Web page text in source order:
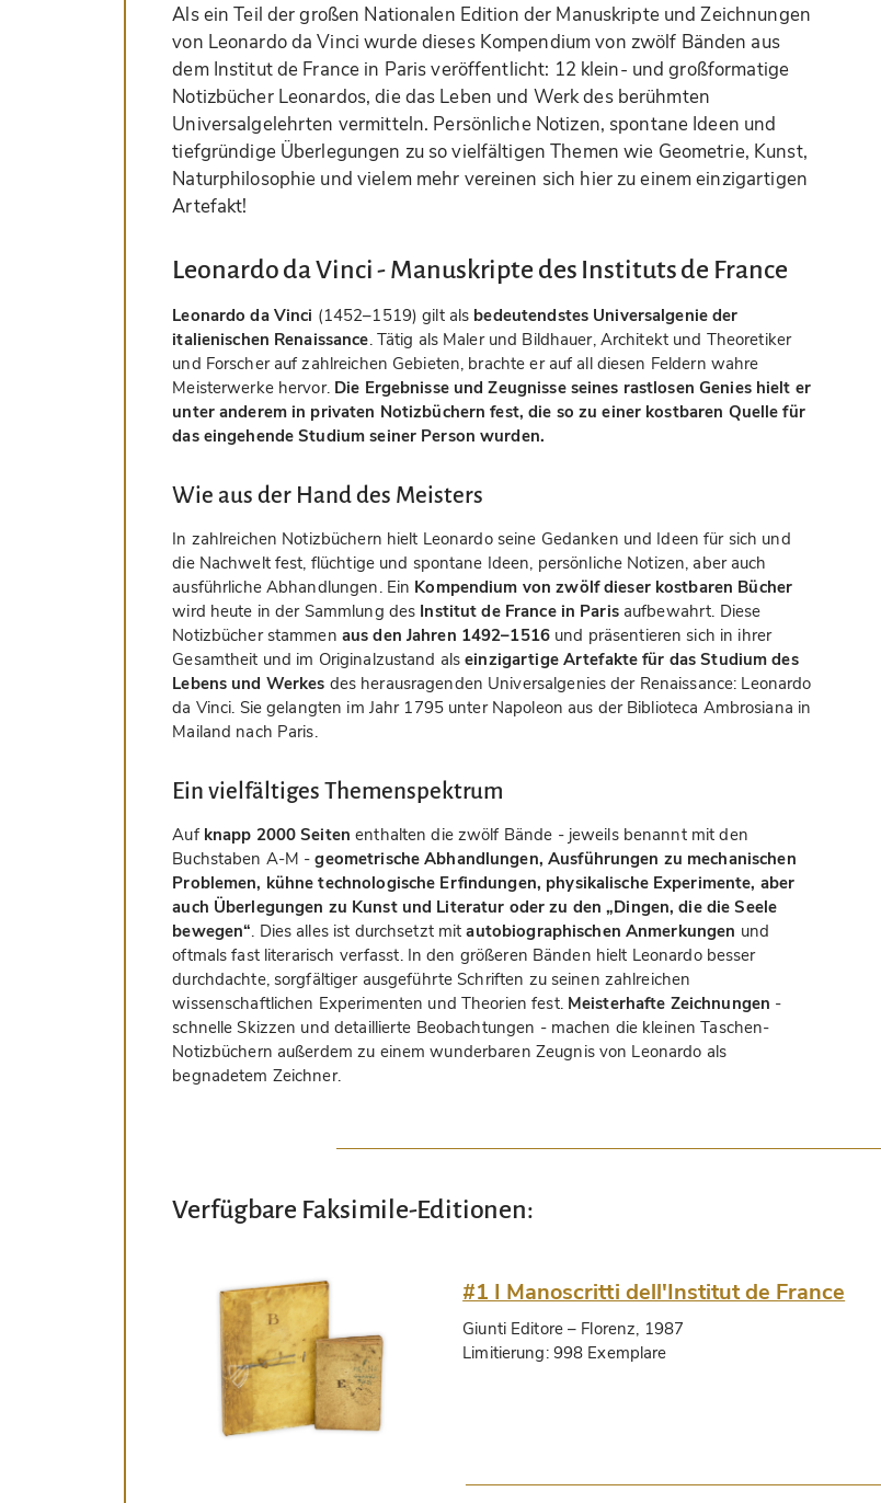
Als ein Teil der großen Nationalen Edition der Manuskripte und Zeichnungen
von Leonardo da Vinci wurde dieses Kompendium von zwölf Bänden aus
dem Institut de France in Paris veröffentlicht: 12 klein- und großformatige
Notizbücher Leonardos, die das Leben und Werk des berühmten
Universalgelehrten vermitteln. Persönliche Notizen, spontane Ideen und
tiefgründige Überlegungen zu so vielfältigen Themen wie Geometrie, Kunst,
Naturphilosophie und vielem mehr vereinen sich hier zu einem einzigartigen
Artefakt!
Leonardo da Vinci - Manuskripte des Instituts de France
Leonardo da Vinci (1452–1519) gilt als bedeutendstes Universalgenie der
italienischen Renaissance. Tätig als Maler und Bildhauer, Architekt und Theoretiker
und Forscher auf zahlreichen Gebieten, brachte er auf all diesen Feldern wahre
Meisterwerke hervor. Die Ergebnisse und Zeugnisse seines rastlosen Genies hielt er
unter anderem in privaten Notizbüchern fest, die so zu einer kostbaren Quelle für
das eingehende Studium seiner Person wurden.
Wie aus der Hand des Meisters
In zahlreichen Notizbüchern hielt Leonardo seine Gedanken und Ideen für sich und
die Nachwelt fest, flüchtige und spontane Ideen, persönliche Notizen, aber auch
ausführliche Abhandlungen. Ein Kompendium von zwölf dieser kostbaren Bücher
wird heute in der Sammlung des Institut de France in Parisaufbewahrt. Diese
Notizbücher stammen aus den Jahren 1492–1516 und präsentieren sich in ihrer
Gesamtheit und im Originalzustand alseinzigartige Artefakte für das Studium des
Lebens und Werkes des herausragenden Universalgenies der Renaissance: Leonardo
da Vinci. Sie gelangten im Jahr 1795 unter Napoleon aus der Biblioteca Ambrosiana in
Mailand nach Paris.
Ein vielfältiges Themenspektrum
Auf knapp 2000 Seiten enthalten die zwölf Bände - jeweils benannt mit den
Buchstaben A-M -geometrische Abhandlungen, Ausführungen zu mechanischen
Problemen, kühne technologische Erfindungen, physikalische Experimente, aber
auch Überlegungen zu Kunst und Literatur oder zu den „Dingen, die die Seele
bewegen“. Dies alles ist durchsetzt mitautobiographischen Anmerkungen und
oftmals fast literarisch verfasst. In den größeren Bänden hielt Leonardo besser
durchdachte, sorgfältiger ausgeführte Schriften zu seinen zahlreichen
wissenschaftlichen Experimenten und Theorien fest. Meisterhafte Zeichnungen -
schnelle Skizzen und detaillierte Beobachtungen - machen die kleinen Taschen-
Notizbüchern außerdem zu einem wunderbaren Zeugnis von Leonardo als
begnadetem Zeichner.
Verfügbare Faksimile-Editionen:
#1 I Manoscritti dell'Institut de France
Giunti Editore– Florenz, 1987
Limitierung: 998 Exemplare